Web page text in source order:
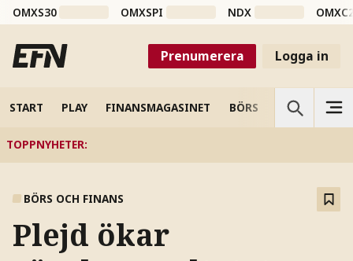
OMXS30 OMXSPI NDX
Prenumerera Logga in
START PLAY FINANSMAGASINET BÖRS VETENSKAP
TOPPNYHETER:
BÖRS OCH FINANS
Plejd ökar